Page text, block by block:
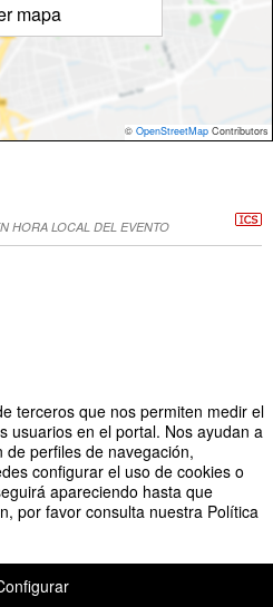
terceros que nos permiten medir el
usuarios en el portal. Nos ayudan a
perfiles de navegación,
configurar el uso de cookies o
apareciendo hasta que
por favor consulta nuestra Política
mapa
© OpenStreetMap Contributors
HORA LOCAL DEL EVENTO
Industriales y XI Jornadas de